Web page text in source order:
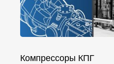
Компрессоры КПГ